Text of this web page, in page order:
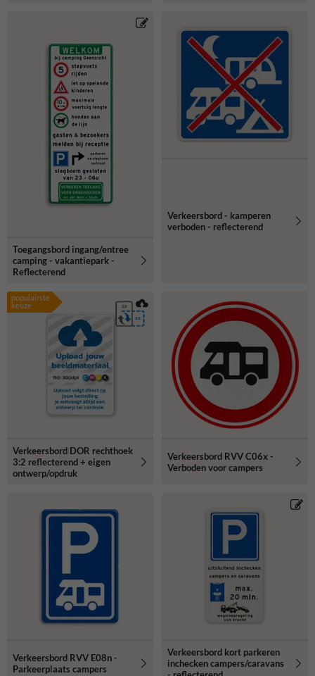
Toegangsbord ingang/entree
camping - vakantiepark -
Reflecterend
Verkeersbord - kamperen
verboden - reflecterend
populairste
keuze
Verkeersbord DOR rechthoek
3:2 reflecterend + eigen
ontwerp/opdruk
Verkeersbord RVV C06x -
Verboden voor campers
Verkeersbord RVV E08n -
Parkeerplaats campers
Verkeersbord kort parkeren
inchecken campers/caravans